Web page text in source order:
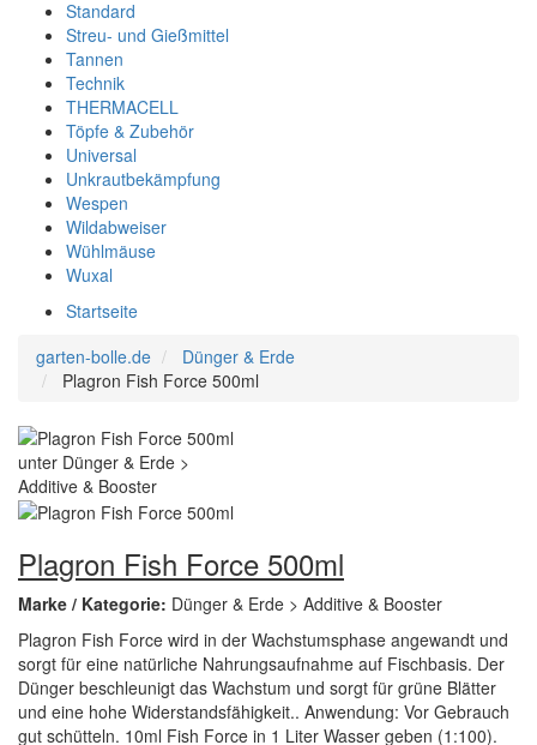
Standard
Streu- und Gießmittel
Tannen
Technik
THERMACELL
Töpfe & Zubehör
Universal
Unkrautbekämpfung
Wespen
Wildabweiser
Wühlmäuse
Wuxal
Startseite
garten-bolle.de
Dünger & Erde
Plagron Fish Force 500ml
Plagron Fish Force 500ml
Marke / Kategorie: Dünger & Erde > Additive & Booster
Plagron Fish Force wird in der Wachstumsphase angewandt und
sorgt für eine natürliche Nahrungsaufnahme auf Fischbasis. Der
Dünger beschleunigt das Wachstum und sorgt für grüne Blätter
und eine hohe Widerstandsfähigkeit.. Anwendung: Vor Gebrauch
gut schütteln. 10ml Fish Force in 1 Liter Wasser geben (1:100).